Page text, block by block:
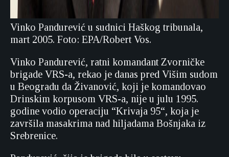
Vinko Pandurević u sudnici Haškog tribunala,
mart 2005. Foto: EPA/Robert Vos.
Vinko Pandurević, ratni komandant Zvorničke
brigade VRS-a, rekao je danas pred Višim sudom
u Beogradu da Živanović, koji je komandovao
Drinskim korpusom VRS-a, nije u julu 1995.
godine vodio operaciju “Krivaja 95“, koja je
završila masakrima nad hiljadama Bošnjaka iz
Srebrenice.